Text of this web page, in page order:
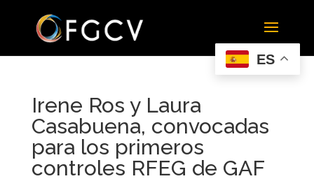
Irene Ros y Laura
Casabuena, convocadas
para los primeros
controles RFEG de GAF
ES